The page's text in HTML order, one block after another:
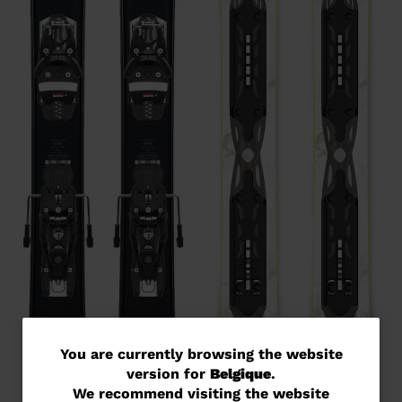
You
are
You are currently browsing the website
version for Belgique.
We recommend visiting the website